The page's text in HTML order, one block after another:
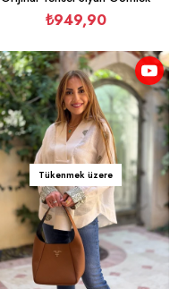
₺949,90
Tükenmek üzere